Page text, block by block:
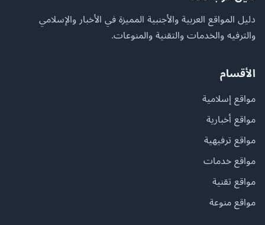
دليل المواقع العربية والأجنبية المميزة في الأخبار والإسلامي
والترفيه والخدمات والتقنية والمنوعات.
الأقسام
مواقع إسلامية
مواقع أخبارية
مواقع ترفيهية
مواقع خدمات
مواقع تقنية
مواقع منوعة